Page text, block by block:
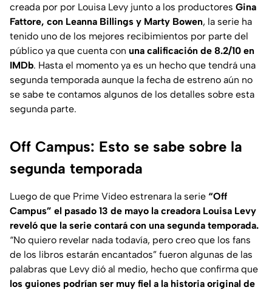
creada por por Louisa Levy junto a los productores Gina
Fattore, con Leanna Billings y Marty Bowen, la serie ha
tenido uno de los mejores recibimientos por parte del
público ya que cuenta con una calificación de 8.2/10 en
IMDb. Hasta el momento ya es un hecho que tendrá una
segunda temporada aunque la fecha de estreno aún no
se sabe te contamos algunos de los detalles sobre esta
segunda parte.
Off Campus: Esto se sabe sobre la
segunda temporada
Luego de que Prime Video estrenara la serie “Off
Campus” el pasado 13 de mayo la creadora Louisa Levy
reveló que la serie contará con una segunda temporada.
“No quiero revelar nada todavía, pero creo que los fans
de los libros estarán encantados” fueron algunas de las
palabras que Levy dió al medio, hecho que confirma que
los guiones podrían ser muy fiel a la historia original de